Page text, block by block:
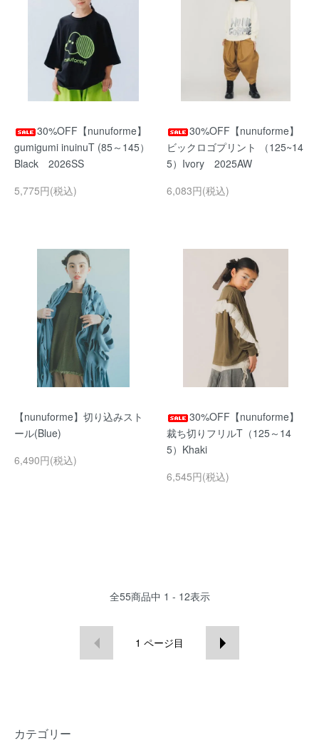
30%OFF【nunuforme】
gumigumi inuinuT (85～145）
Black 2026SS
5,775円(税込)
30%OFF【nunuforme】
ビックロゴプリント （125~14
5）Ivory 2025AW
6,083円(税込)
【nunuforme】切り込みスト
ール(Blue)
6,490円(税込)
30%OFF【nunuforme】
裁ち切りフリルT（125～14
5）Khaki
6,545円(税込)
全55商品中 1 - 12表示
1 ページ目
カテゴリー